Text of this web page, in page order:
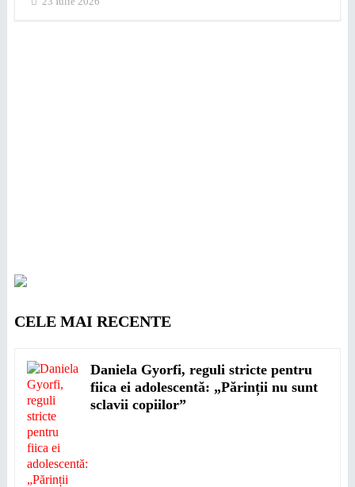
CELE MAI RECENTE
Daniela Gyorfi, reguli stricte pentru
fiica ei adolescentă: „Părinții nu sunt
sclavii copiilor”